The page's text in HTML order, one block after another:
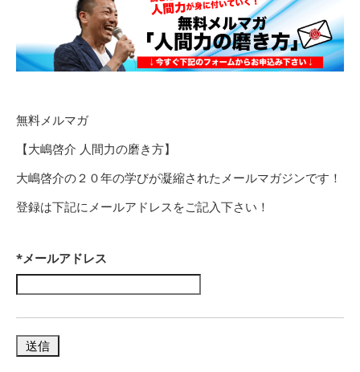
無料メルマガ
【大嶋啓介 人間力の磨き方】
大嶋啓介の２０年の学びが凝縮されたメールマガジンです！
登録は下記にメールアドレスをご記入下さい！
*メールアドレス